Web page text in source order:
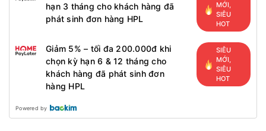
hạn 3 tháng cho khách hàng đã
phát sinh đơn hàng HPL
MỚI,
SIÊU
HOT
Giảm 5% – tối đa 200.000đ khi
chọn kỳ hạn 6 & 12 tháng cho
khách hàng đã phát sinh đơn
hàng HPL
SIÊU
MỚI,
SIÊU
HOT
Powered by